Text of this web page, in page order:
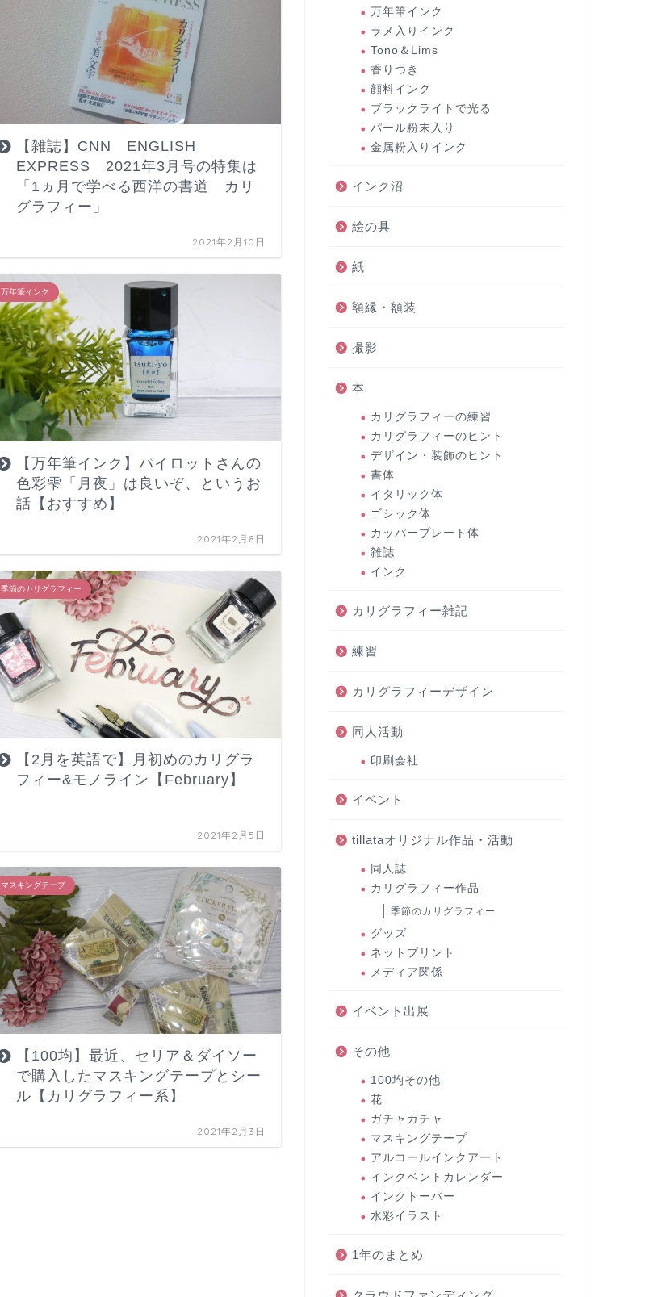
【雑誌】CNN ENGLISH
EXPRESS 2021年3月号の特集は
「1ヵ月で学べる西洋の書道 カリ
グラフィー」
2021年2月10日
万年筆インク
【万年筆インク】パイロットさんの
色彩雫「月夜」は良いぞ、というお
話【おすすめ】
2021年2月8日
季節のカリグラフィー
【2月を英語で】月初めのカリグラ
フィー&モノライン【February】
2021年2月5日
マスキングテープ
【100均】最近、セリア＆ダイソー
で購入したマスキングテープとシー
ル【カリグラフィー系】
2021年2月3日
万年筆インク
ラメ入りインク
Tono＆Lims
香りつき
顔料インク
ブラックライトで光る
パール粉末入り
金属粉入りインク
インク沼
絵の具
紙
額縁・額装
撮影
本
カリグラフィーの練習
カリグラフィーのヒント
デザイン・装飾のヒント
書体
イタリック体
ゴシック体
カッパープレート体
雑誌
インク
カリグラフィー雑記
練習
カリグラフィーデザイン
同人活動
印刷会社
イベント
tillataオリジナル作品・活動
同人誌
カリグラフィー作品
季節のカリグラフィー
グッズ
ネットプリント
メディア関係
イベント出展
その他
100均その他
花
ガチャガチャ
マスキングテープ
アルコールインクアート
インクベントカレンダー
インクトーバー
水彩イラスト
1年のまとめ